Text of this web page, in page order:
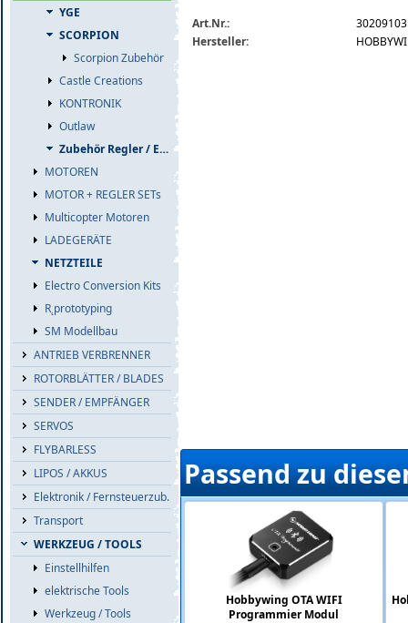
YGE
SCORPION
Scorpion Zubehör
Castle Creations
KONTRONIK
Outlaw
Zubehör Regler / ESC
MOTOREN
MOTOR + REGLER SETs
Multicopter Motoren
LADEGERÄTE
NETZTEILE
Electro Conversion Kits
R˛prototyping
SM Modellbau
ANTRIEB VERBRENNER
ROTORBLÄTTER / BLADES
SENDER / EMPFÄNGER
SERVOS
FLYBARLESS
LIPOS / AKKUS
Elektronik / Fernsteuerzub.
Transport
WERKZEUG / TOOLS
Einstellhilfen
elektrische Tools
Werkzeug / Tools
Art.Nr.:
30209103
Hersteller:
Passend zu
Hobbywing OTA WIFI
Programmier Modul